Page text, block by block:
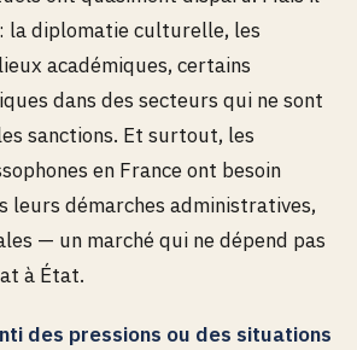
la diplomatie culturelle, les
académiques, certains
dans des secteurs qui ne sont
sanctions. Et surtout, les
en France ont besoin
leurs démarches administratives,
— un marché qui ne dépend pas
à État.
des pressions ou des situations